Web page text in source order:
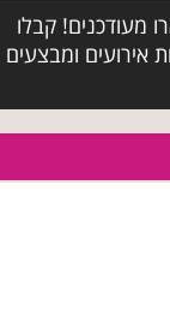
מעודכנים! קבלו
אירועים ומבצעים